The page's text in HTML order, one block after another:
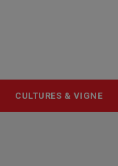
CULTURES & VIGNE